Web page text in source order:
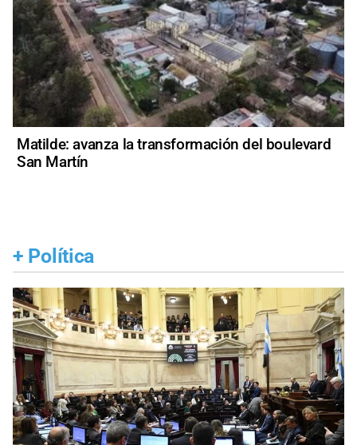
Matilde: avanza la transformación del boulevard
San Martín
+ Política